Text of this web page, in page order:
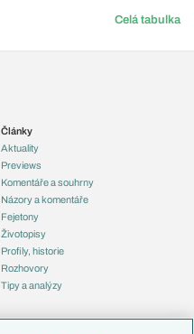
Celá tabulka
Články
Aktuality
Previews
Komentáře a souhrny
Názory a komentáře
Fejetony
Životopisy
Profily, historie
Rozhovory
Tipy a analýzy